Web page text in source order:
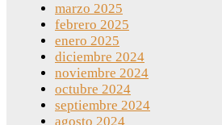
marzo 2025
febrero 2025
enero 2025
diciembre 2024
noviembre 2024
octubre 2024
septiembre 2024
agosto 2024